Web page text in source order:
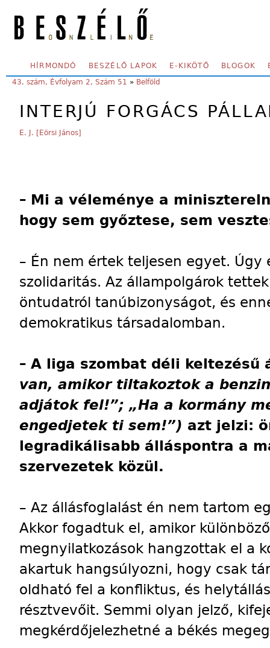
SECONDARY MENU
HÍRMONDÓ BESZÉLŐ LAPOK E-KIKÖTŐ BLOGOK
YOU ARE HERE:
43. szám, Évfolyam 2, Szám 51 » Belföld
INTERJÚ FORGÁCS
E. J. [Eörsi János]
– Mi a véleménye a
hogy sem győztese, sem
– Én nem értek teljesen egyet.
szolidaritás. Az állampolgárok
öntudatról tanúbizonyságot, és
demokratikus társadalomban.
– A liga szombat déli keltezésű
van, amikor tiltakoztok a
adjátok fel!”; „Ha a kormány
engedjetek ti sem!”) azt jelzi:
legradikálisabb álláspontra a
szervezetek közül.
– Az állásfoglalást én nem tartom
Akkor fogadtuk el, amikor
megnyilatkozások hangzottak el a
akartuk hangsúlyozni, hogy csak
oldható fel a konfliktus, és
résztvevőit. Semmi olyan jelző,
megkérdőjelezhetné a békés